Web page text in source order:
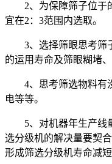
2、为保障筛子位于
宜在2：3范围内选取。
3、选择筛眼思考筛子
的运用寿命及筛眼糊堵、
4、思考筛选物料有
电等等。
5、对机器年生产线
选分级机的解决量要契
形成筛选分级机寿命减短